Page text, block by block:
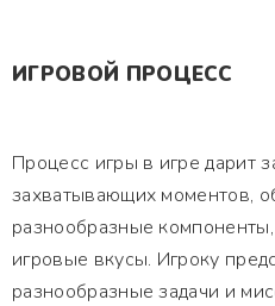
ИГРОВОЙ ПРОЦЕСС
Процесс игры в игре дарит
захватывающих моментов,
разнообразные
игровые вкусы. Игроку
разнообразные задачи и